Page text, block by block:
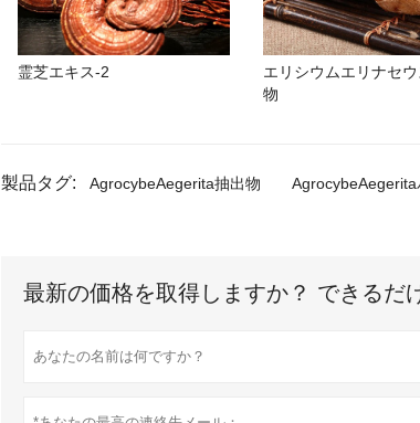
霊芝エキス-2
エリシウムエリナセウ
物
製品タグ: AgrocybeAegerita抽出物 AgrocybeAegerita
最新の価格を取得しますか？ できるだ